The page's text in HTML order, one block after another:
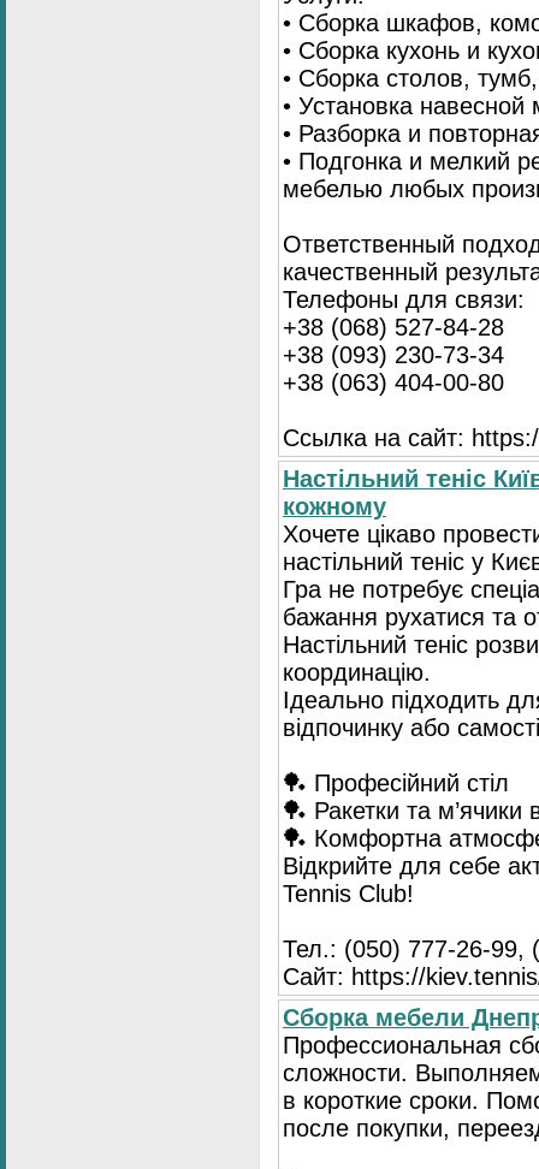
• Сборка шкафов,
• Сборка кухонь и
• Сборка столов,
• Установка
• Разборка и
• Подгонка и мелкий
мебелью любых
Ответственный
качественный
Телефоны для связи:
+38 (068) 527-84-28
+38 (093) 230-73-34
+38 (063) 404-00-80
Ссылка на сайт:
Настільний теніс
кожному
Хочете цікаво
настільний теніс у
Гра не потребує
бажання рухатися та
Настільний теніс
координацію.
Ідеально підходить
відпочинку або
🏓 Професійний стіл
🏓 Ракетки та м’ячики
🏓 Комфортна
Відкрийте для себе
Tennis Club!
Тел.: (050) 777-26-99,
Сайт: https://
Сборка мебели
Профессиональная
сложности.
в короткие сроки.
после покупки,